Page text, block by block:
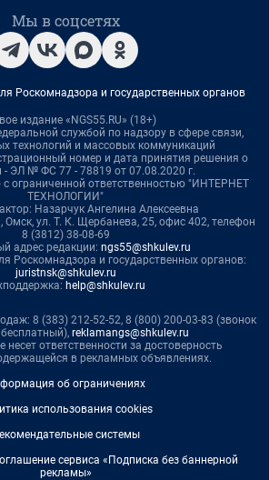
Мы в соцсетях
Роскомнадзора и государственных органов
издание «NGS55.RU» (18+)
службой по надзору в сфере связи,
технологий и массовых коммуникаций
номер и дата принятия решения о
- ЭЛ № ФС 77 - 78819 от 07.08.2020 г.
ограниченной ответственностью "ИНТЕРНЕТ
ТЕХНОЛОГИИ"
Назарчук Ангелина Алексеевна
Омск, ул. Т. К. Щербанева, 25, офис 402, телефон
8 (3812) 38-08-69
адрес редакции: ngs55@shkulev.ru
Роскомнадзора и государственных органов:
juristnsk@shkulev.ru
help@shkulev.ru
8 (383) 212-52-52, 8 (800) 200-03-83 (звонок
reklamangs@shkulev.ru
несет ответственности за достоверность
в рекламных объявлениях.
об ограничениях
использования cookies
системы
сервиса «Подписка без баннерной
рекламы»